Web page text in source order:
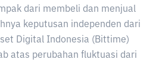
dari membeli dan menjual
keputusan independen dari
Digital Indonesia (Bittime)
atas perubahan fluktuasi dari